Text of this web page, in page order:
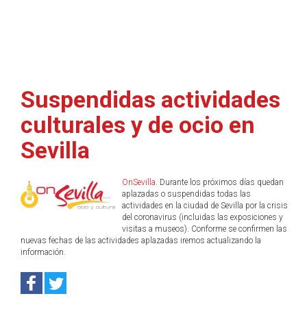
Suspendidas actividades
culturales y de ocio en
Sevilla
OnSevilla. Durante los próximos días quedan
aplazadas o suspendidas todas las
actividades en la ciudad de Sevilla por la crisis
del coronavirus (incluidas las exposiciones y
visitas a museos). Conforme se confirmen las
nuevas fechas de las actividades aplazadas iremos actualizando la
información.